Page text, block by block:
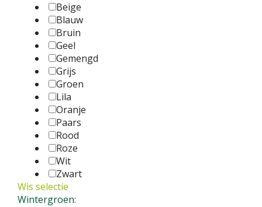
Beige
Blauw
Bruin
Geel
Gemengd
Grijs
Groen
Lila
Oranje
Paars
Rood
Roze
Wit
Zwart
Wis selectie
Wintergroen: